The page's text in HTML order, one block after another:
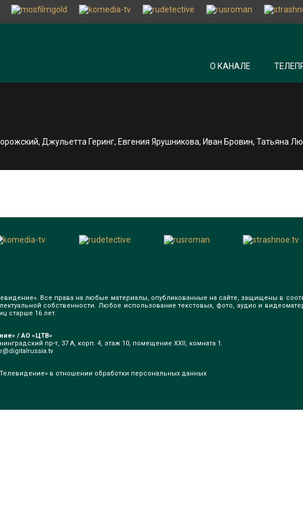
О КАНАЛЕ
Джульетта Геринг, Евгения Ярушникова, Иван Бровин, Татьяна
Все права на любые материалы, опубликованные на сайте, защищены в
собственности. Любое использование текстовых, фото, аудио и
старше 16 лет.
/ АО «ЦТВ»
пр-т, 37 А, корп. 4, этаж 10, помещение XXII, комната 1.
в отношении обработки персональных данных